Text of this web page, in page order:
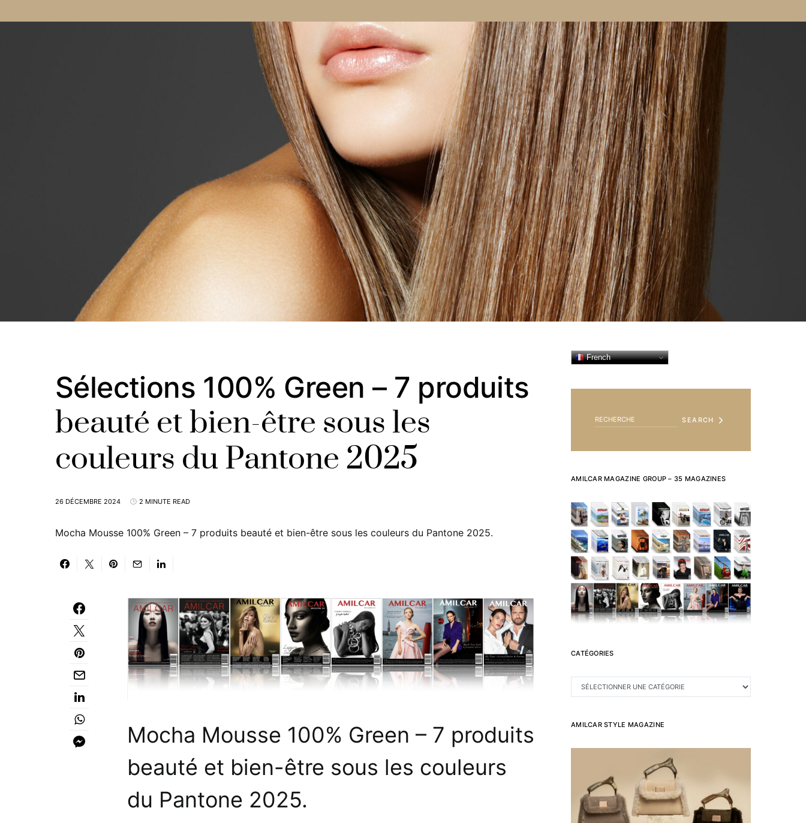
Sélections 100% Green – 7 produits
beauté et bien-être sous les
couleurs du Pantone 2025
26 DÉCEMBRE 2024 2 MINUTE READ
Mocha Mousse 100% Green – 7 produits beauté et bien-être sous les couleurs du Pantone 2025.
Mocha Mousse 100% Green – 7 produits
beauté et bien-être sous les couleurs
du Pantone 2025.
French
SEARCH
AMILCAR MAGAZINE GROUP – 35 MAGAZINES
CATÉGORIES
CATÉGORIES
AMILCAR STYLE MAGAZINE